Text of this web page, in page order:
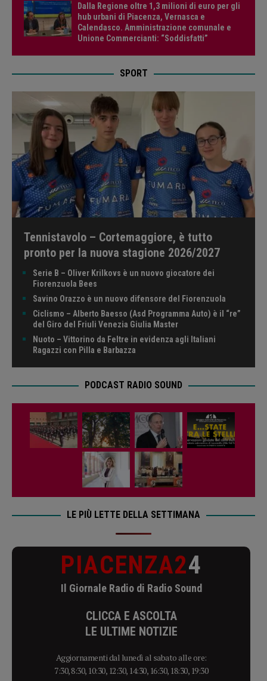
Dalla Regione oltre 1,3 milioni di euro per gli
hub urbani di Piacenza, Vernasca e
Calendasco. Amministrazione comunale e
Unione Commercianti: “Soddisfatti”
SPORT
Tennistavolo – Cortemaggiore, è tutto
pronto per la nuova stagione 2026/2027
Serie B – Oliver Krilkovs è un nuovo giocatore dei
Fiorenzuola Bees
Savino Orazzo è un nuovo difensore del Fiorenzuola
Ciclismo – Alberto Baesso (Asd Programma Auto) è il “re”
del Giro del Friuli Venezia Giulia Master
Nuoto – Vittorino da Feltre in evidenza agli Italiani
Ragazzi con Pilla e Barbazza
PODCAST RADIO SOUND
LE PIÙ LETTE DELLA SETTIMANA
PIACENZA24
Il Giornale Radio di Radio Sound
CLICCA E ASCOLTA
LE ULTIME NOTIZIE
Aggiornamenti dal lunedì al sabato alle ore:
7:30, 8:30, 10:30, 12:30, 14:30, 16:30, 18:30, 19:30